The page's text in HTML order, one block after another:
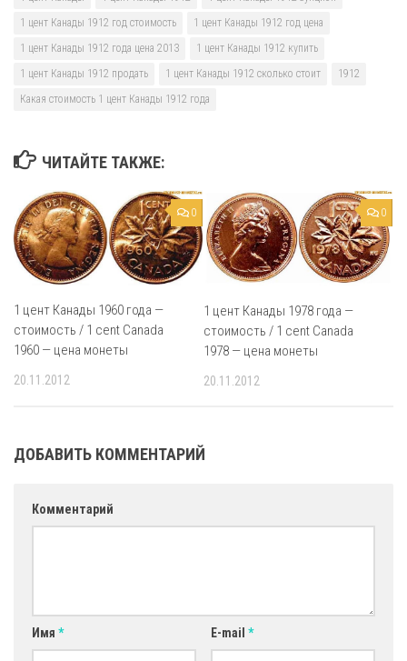
1 цент Канады 1912 год стоимость
1 цент Канады 1912 год цена
1 цент Канады 1912 года цена 2013
1 цент Канады 1912 купить
1 цент Канады 1912 продать
1 цент Канады 1912 сколько стоит
1912
Какая стоимость 1 цент Канады 1912 года
ЧИТАЙТЕ ТАКЖЕ:
0
1 цент Канады 1960 года —
стоимость / 1 cent Canada
1960 — цена монеты
20.11.2012
0
1 цент Канады 1978 года —
стоимость / 1 cent Canada
1978 — цена монеты
20.11.2012
ДОБАВИТЬ КОММЕНТАРИЙ
Комментарий
Имя * E-mail *